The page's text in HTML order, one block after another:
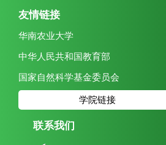
友情链接
华南农业大学
中华人民共和国教育部
国家自然科学基金委员会
学院链接
联系我们